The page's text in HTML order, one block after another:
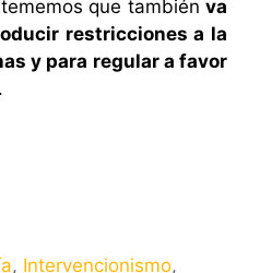
que también va
restricciones a la
y para regular a favor
.
, Intervencionismo,